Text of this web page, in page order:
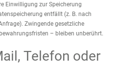
Einwilligung zur Speicherung
entfällt (z. B. nach
Zwingende gesetzliche
– bleiben unberührt.
Telefon oder